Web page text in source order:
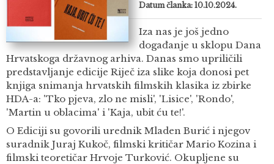
Datum članka: 10.10.2024.
Iza nas je još jedno
događanje u sklopu Dana
Hrvatskoga državnog arhiva. Danas smo upriličili
predstavljanje edicije Riječ iza slike koja donosi pet
knjiga snimanja hrvatskih filmskih klasika iz zbirke
HDA-a: 'Tko pjeva, zlo ne misli', 'Lisice', 'Rondo',
'Martin u oblacima' i 'Kaja, ubit ću te!'.
O Ediciji su govorili urednik Mladen Burić i njegov
suradnik Juraj Kukoč, filmski kritičar Mario Kozina i
filmski teoretičar Hrvoje Turković. Okupljene su